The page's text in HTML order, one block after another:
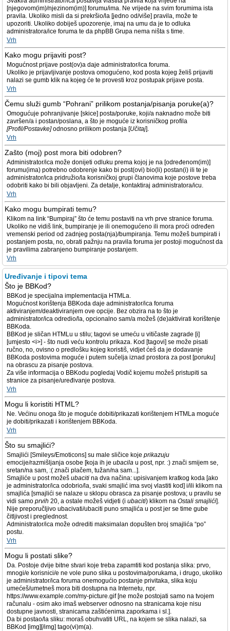
[njegovom(im)/njezinom(im)] forumu/ima. Ne vrijede na svim forumima ista
pravila. Ukoliko misli da si prekršio/la [jedno od/više] pravila, može te
upozoriti. Ukoliko dobiješ upozorenje, imaj na umu da je to odluka
administratora/ice foruma te da phpBB Grupa nema ništa s time.
Vrh
Kako mogu prijaviti post?
Mogućnost prijave post(ov)a daje administrator/ica foruma.
Ukoliko je prijavljivanje postova omogućeno, kod posta kojeg želiš prijaviti
nalazi se gumb klik na kojeg će te provesti kroz postupak prijave posta.
Vrh
Čemu služi gumb “Pohrani” prilikom postanja/pisanja poruke(a)?
Omogućuje pohranjivanje [skice] posta/poruke, koji/a naknadno može biti
završen/a i postan/poslana, a što je moguće iz korisničkog profila
[Profil/Postavke]odnosno prilikom postanja [Učitaj].
Vrh
Zašto (moj) post mora biti odobren?
Administrator/ica može donijeti odluku prema kojoj je na [određenom(im)]
forumu(ima) potrebno odobrenje kako bi post(ovi) bio(li) postan(i) ili te je
administrator/ica pridružio/la korisničkoj grupi članovima koje postove treba
odobriti kako bi bili objavljeni. Za detalje, kontaktiraj administratora/icu.
Vrh
Kako mogu bumpirati temu?
Klikom na link “Bumpiraj” što će temu postaviti na vrh prve stranice foruma.
Ukoliko ne vidiš link, bumpiranje je ili onemogućeno ili mora proći određen
vremenski period od zadnjeg posta(nja)/bumpiranja. Temu možeš bumpirati i
postanjem posta, no, obrati pažnju na pravila foruma jer postoji mogućnost da
je pravilima zabranjeno bumpiranje postanjem.
Vrh
Uređivanje i tipovi tema
Što je BBKod?
BBKod je specijalna implementacija HTMLa.
Mogućnost korištenja BBKoda daje administrator/ica foruma
aktiviranjem/deaktiviranjem ove opcije. Bez obzira na to što je
administrator/ica odredio/la, opcionalno sam/a možeš (de)aktivirati korištenje
BBKoda.
BBKod je sličan HTMLu u stilu; tagovi se umeću u vitičaste zagrade [i]
[umjesto <i>] - što nudi veću kontrolu prikaza. Kod [tagovi] se može pisati
ručno, no, ovisno o predlošku kojeg koristiš, vidjet ćeš da je dodavanje
BBKoda postovima moguće i putem sučelja iznad prostora za post [poruku]
na obrascu za pisanje postova.
Za više informacija o BBKodu pogledaj Vodič kojemu možeš pristupiti sa
stranice za pisanje/uređivanje postova.
Vrh
Mogu li koristiti HTML?
Ne. Većinu onoga što je moguće dobiti/prikazati korištenjem HTMLa moguće
je dobiti/prikazati i korištenjem BBKoda.
Vrh
Što su smajlići?
Smajlići [Smileys/Emoticons] su male sličice koje prikazuju
emocije/razmišljanja osobe [koja ih je ubacila u post, npr. :) znači smijem se,
sretan/na sam, :( znači plačem, tužan/na sam...].
Smajliće u post možeš ubaciti na dva načina: upisivanjem kratkog koda [ako
je administrator/ica odobrio/la, svaki smajlić ima svoj vlastiti kod] i/ili klikom na
smajlića [smajlići se nalaze u sklopu obrasca za pisanje postova; u pravilu se
vidi samo prvih 20, a ostale možeš vidjeti (i ubaciti) klikom na Ostali smajlići].
Nije preporučljivo ubacivati/ubaciti puno smajlića u post jer se time gube
čitljivost i preglednost.
Administrator/ica može odrediti maksimalan dopušten broj smajlića “po”
postu.
Vrh
Mogu li postati slike?
Da. Postoje dvije bitne stvari koje treba zapamtiti kod postanja slika: prvo,
mnogi/e korisnici/e ne vole puno slika u postovima/porukama, i drugo, ukoliko
je administrator/ica foruma onemogućio postanje privitaka, slika koju
umećeš/umetneš mora biti dostupna na Internetu, npr.
https://www.example.com/my-picture.gif [ne može postojati samo na tvojem
računalu - osim ako imaš webserver odnosno na stranicama koje nisu
dostupne javnosti, stranicama zaštićenima zaporkama i sl.].
Da bi postao/la sliku: moraš obuhvatiti URL, na kojem se slika nalazi, sa
BBKod [img][/img] tago(vi)m(a).